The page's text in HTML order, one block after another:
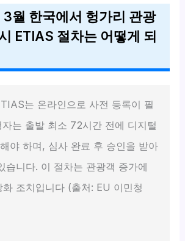
월 한국에서 헝가리 관광
ETIAS 절차는 어떻게 되
는 온라인으로 사전 등록이 필
는 출발 최소 72시간 전에 디지털
야 하며, 심사 완료 후 승인을 받아
습니다. 이 절차는 관광객 증가에
조치입니다 (출처: EU 이민청